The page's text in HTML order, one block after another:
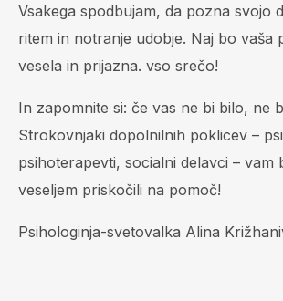
Vsakega spodbujam, da pozna svojo
ritem in notranje udobje. Naj bo vaša
vesela in prijazna. vso srečo!
In zapomnite si: če vas ne bi bilo, ne
Strokovnjaki dopolnilnih poklicev –
psihoterapevti, socialni delavci – vam
veseljem priskočili na pomoč!
Psihologinja-svetovalka Alina